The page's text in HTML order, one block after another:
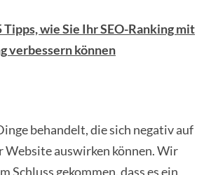
Tipps, wie Sie Ihr SEO-Ranking mit
verbessern können
behandelt, die sich negativ auf
Website auswirken können. Wir
Schluss gekommen, dass es ein